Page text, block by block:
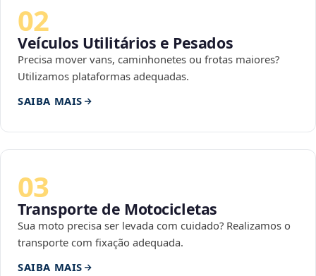
02
Veículos Utilitários e Pesados
Precisa mover vans, caminhonetes ou frotas maiores?
Utilizamos plataformas adequadas.
SAIBA MAIS
03
Transporte de Motocicletas
Sua moto precisa ser levada com cuidado? Realizamos o
transporte com fixação adequada.
SAIBA MAIS